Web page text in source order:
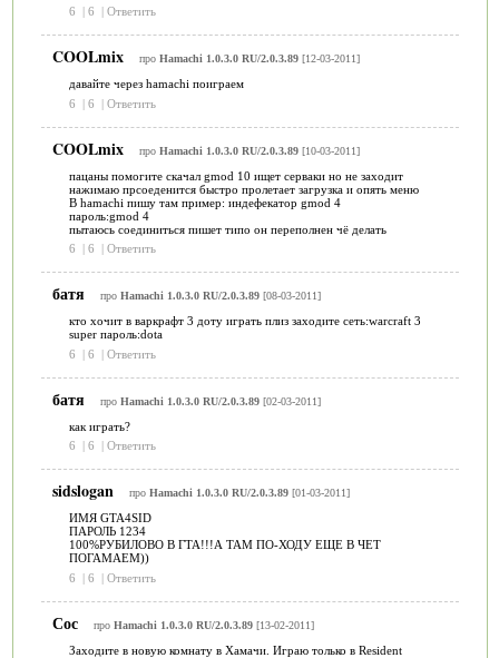
6
| 6 | Ответить
COOLmix про Hamachi 1.0.3.0 RU/2.0.3.89[12-03-2011]
давайте через hamachi поиграем
6
| 6 | Ответить
COOLmix про Hamachi 1.0.3.0 RU/2.0.3.89[10-03-2011]
пацаны помогите скачал gmod 10 ищет серваки но не заходит
нажимаю прсоеденится быстро пролетает загрузка и опять меню
В hamachi пишу там пример: индефекатор gmod 4
пароль:gmod 4
пытаюсь соединиться пишет типо он переполнен чё делать
6
| 6 | Ответить
батя про Hamachi 1.0.3.0 RU/2.0.3.89[08-03-2011]
кто хочит в варкрафт 3 доту играть плиз заходите сеть:warcraft 3
super пароль:dota
6
| 6 | Ответить
батя про Hamachi 1.0.3.0 RU/2.0.3.89[02-03-2011]
как играть?
6
| 6 | Ответить
sidslogan про Hamachi 1.0.3.0 RU/2.0.3.89[01-03-2011]
ИМЯ GTA4SID
ПАРОЛЬ 1234
100%РУБИЛОВО В ГТА!!!А ТАМ ПО-ХОДУ ЕЩЕ В ЧЕТ
ПОГАМАЕМ))
6
| 6 | Ответить
Сос про Hamachi 1.0.3.0 RU/2.0.3.89[13-02-2011]
Заходите в новую комнату в Хамачи. Играю только в Resident